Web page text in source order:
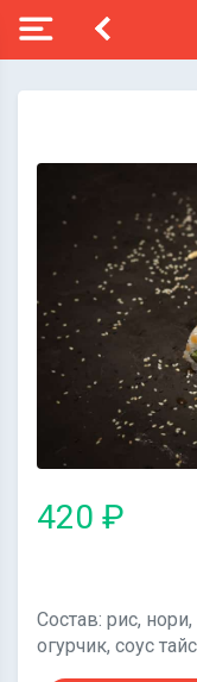
420 ₽
Состав: рис,
огурчик, соус